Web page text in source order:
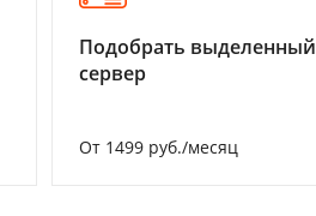
Подобрать выделенный
сервер
От 1499 руб./месяц